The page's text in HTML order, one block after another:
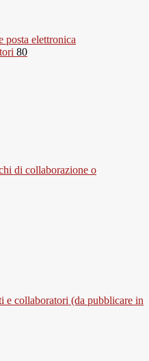
posta elettronica
80
di collaborazione o
e collaboratori (da pubblicare in